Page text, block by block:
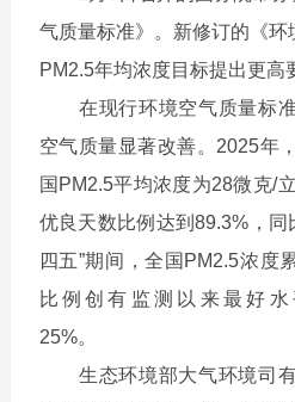
气质量标准》。新修订的《环
PM2.5年均浓度目标提出更
在现行环境空气质量标
空气质量显著改善。2025年
国PM2.5平均浓度为28微克/
优良天数比例达到89.3%，同
四五”期间，全国PM2.5浓度
比例创有监测以来最好
25%。
生态环境部大气环境司